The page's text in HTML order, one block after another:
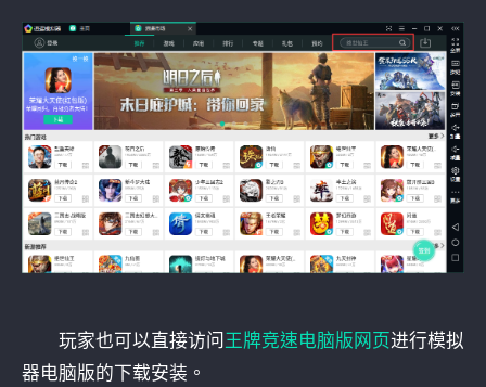
玩家也可以直接访问王牌竞速电脑版网页进行模拟
器电脑版的下载安装。